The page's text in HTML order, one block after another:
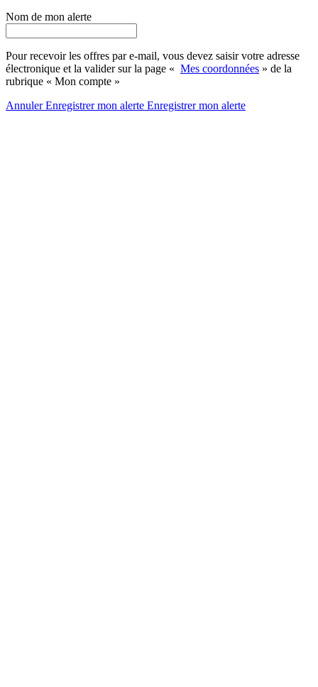
Nom de mon alerte
Pour recevoir les offres par e-mail, vous devez saisir votre adresse
électronique et la valider sur la page « Mes coordonnées » de la
rubrique « Mon compte »
AnnulerEnregistrer mon alerte Enregistrermon alerte